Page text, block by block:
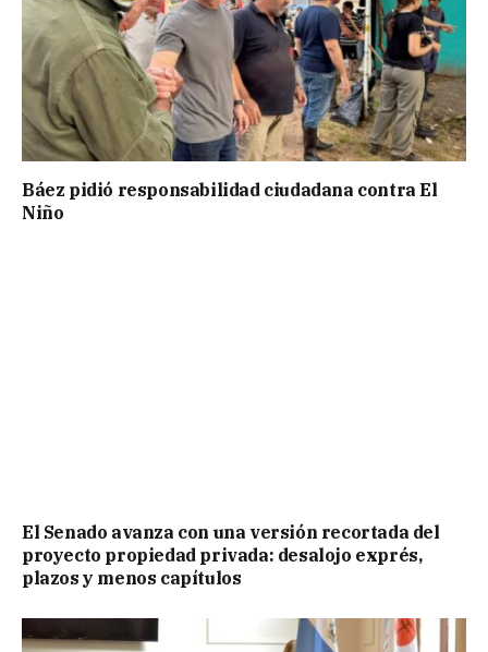
Báez pidió responsabilidad ciudadana contra El
Niño
El Senado avanza con una versión recortada del
proyecto propiedad privada: desalojo exprés,
plazos y menos capítulos